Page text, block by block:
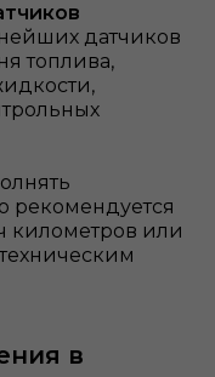
датчиков
топлива,
рекомендуется
километров или
в